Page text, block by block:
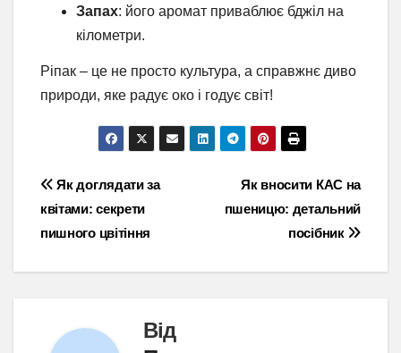
Запах: його аромат приваблює бджіл на
кілометри.
Ріпак – це не просто культура, а справжнє диво
природи, яке радує око і годує світ!
Навігація
записів
Як вносити КАС на
пшеницю: детальний
посібник
Як доглядати за
квітами: секрети
пишного цвітіння
Від